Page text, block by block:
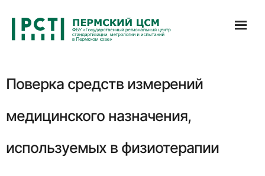
содержимому
Поверка средств измерений
медицинского назначения,
используемых в физиотерапии